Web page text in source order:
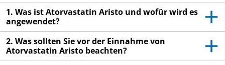
durch, bevor Sie mit der Einnahme dieses
Arzneimittels beginnen, denn sie enthält wichtige
Informationen.
Heben Sie die Packungsbeilage auf. Vielleicht
möchten Sie diese später nochmals lesen.
1. Was ist Atorvastatin Aristo und wofür wird es
angewendet?
2. Was sollten Sie vor der Einnahme von
Atorvastatin Aristo beachten?